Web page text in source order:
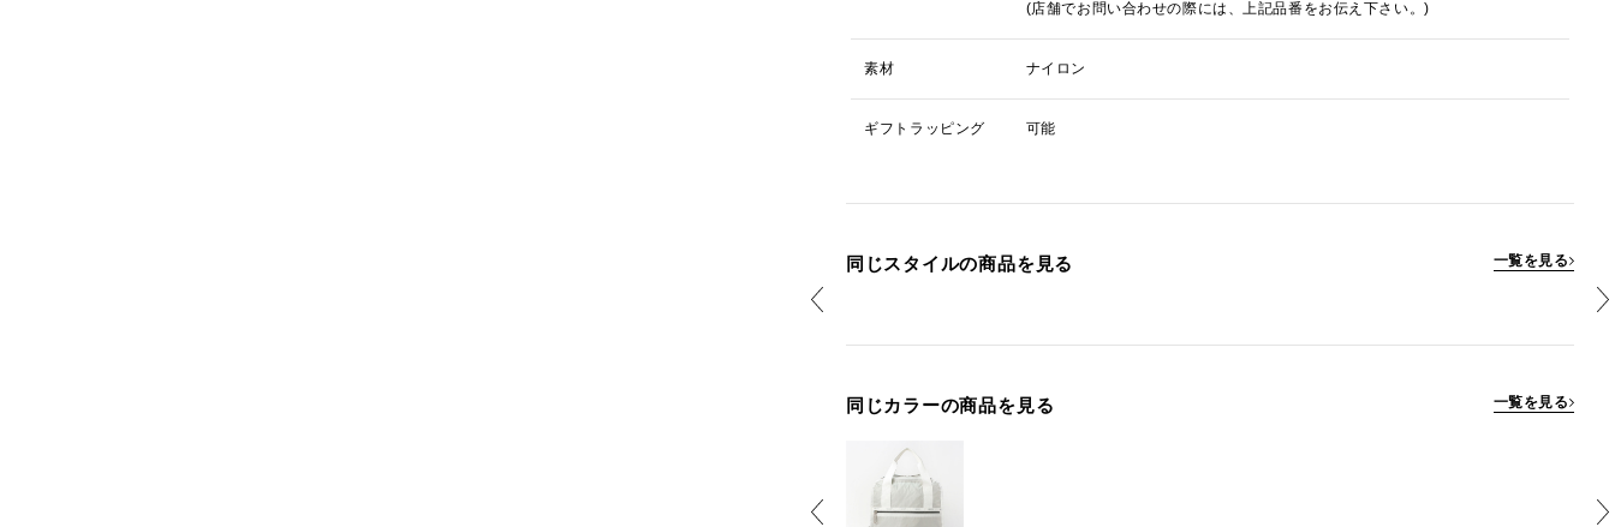
(店舗でお問い合わせの際には、上記品番をお伝え下さい。)
素材 ナイロン
ギフトラッピング 可能
同じスタイルの商品を見る 一覧を見る
同じカラーの商品を見る 一覧を見る